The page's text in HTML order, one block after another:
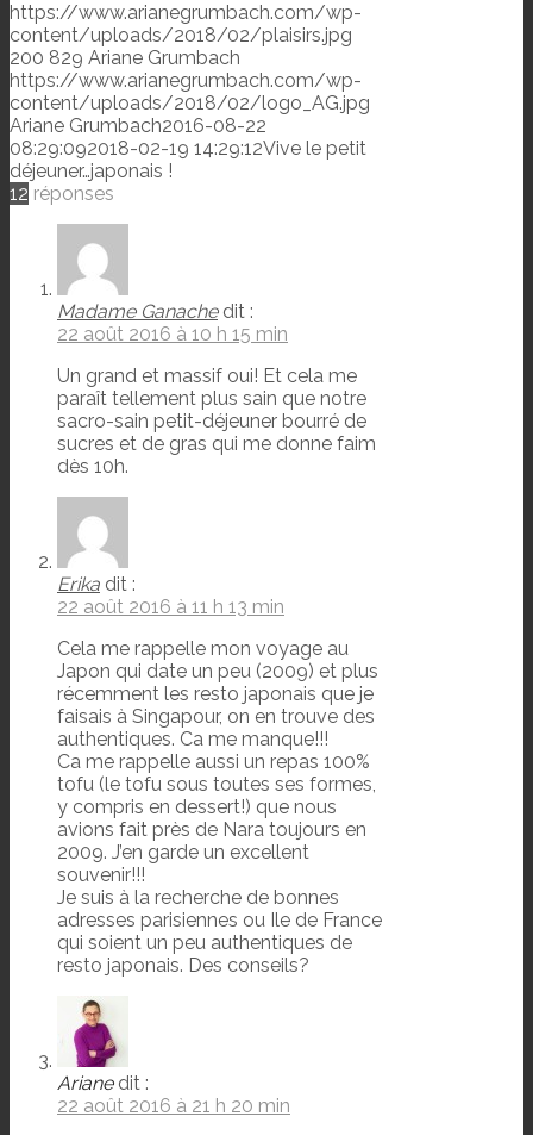
https://www.arianegrumbach.com/wp-
content/uploads/2018/02/plaisirs.jpg
200 829 Ariane Grumbach
https://www.arianegrumbach.com/wp-
content/uploads/2018/02/logo_AG.jpg
Ariane Grumbach2016-08-22
08:29:092018-02-19 14:29:12Vive le petit
déjeuner…japonais !
12 réponses
Madame Ganache dit :
22 août 2016 à 10 h 15 min
Un grand et massif oui! Et cela me
paraît tellement plus sain que notre
sacro-sain petit-déjeuner bourré de
sucres et de gras qui me donne faim
dès 10h.
Erika dit :
22 août 2016 à 11 h 13 min
Cela me rappelle mon voyage au
Japon qui date un peu (2009) et plus
récemment les resto japonais que je
faisais à Singapour, on en trouve des
authentiques. Ca me manque!!!
Ca me rappelle aussi un repas 100%
tofu (le tofu sous toutes ses formes,
y compris en dessert!) que nous
avions fait près de Nara toujours en
2009. J’en garde un excellent
souvenir!!!
Je suis à la recherche de bonnes
adresses parisiennes ou Ile de France
qui soient un peu authentiques de
resto japonais. Des conseils?
Ariane dit :
22 août 2016 à 21 h 20 min